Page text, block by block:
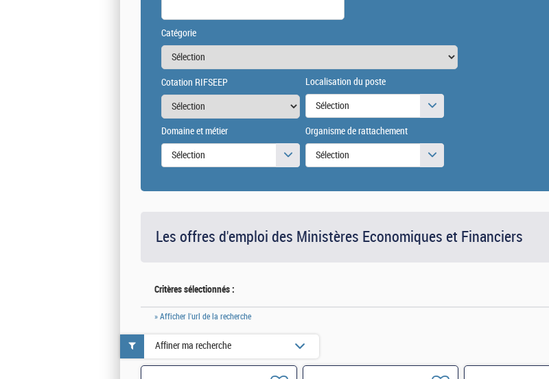
Catégorie
Cotation RIFSEEP Localisation du poste
Sélection
Domaine et métier
Sélection
Organisme de rattachement
Sélection
Les offres d'emploi des Ministères Economiques et Financiers
Critères sélectionnés :
» Afficher l'url de la recherche
Affiner ma recherche